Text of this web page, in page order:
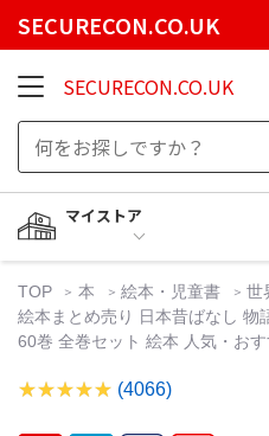
SECURECON.CO.UK
SECURECON.CO.UK
マイストア
TOP 本 絵本・児童書
世
絵本まとめ売り 日本昔ばなし 物
60巻 全巻セット 絵本 人気・お
(4066)